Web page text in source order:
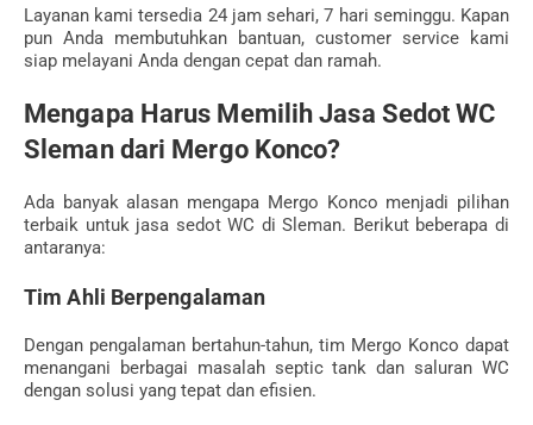
Layanan kami tersedia 24 jam sehari, 7 hari seminggu. Kapan
pun Anda membutuhkan bantuan, customer service kami
siap melayani Anda dengan cepat dan ramah.
Mengapa Harus Memilih Jasa Sedot WC
Sleman dari Mergo Konco?
Ada banyak alasan mengapa Mergo Konco menjadi pilihan
terbaik untuk jasa sedot WC di Sleman. Berikut beberapa di
antaranya:
Tim Ahli Berpengalaman
Dengan pengalaman bertahun-tahun, tim Mergo Konco dapat
menangani berbagai masalah septic tank dan saluran WC
dengan solusi yang tepat dan efisien.